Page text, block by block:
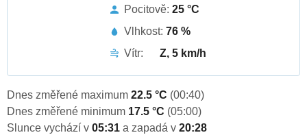
Pocitově: 25 °C
Vlhkost: 76 %
Vítr:
Z, 5 km/h
Dnes změřené maximum 22.5 °C (00:40)
Dnes změřené minimum 17.5 °C (05:00)
Slunce vychází v 05:31 a zapadá v 20:28